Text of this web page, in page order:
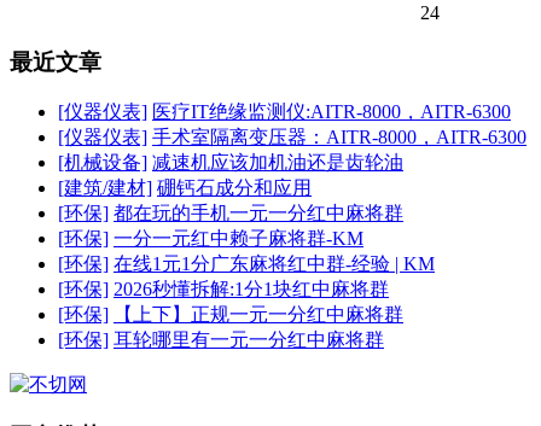
24
最近文章
[仪器仪表] 医疗IT绝缘监测仪:AITR-8000，AITR-6300
[仪器仪表] 手术室隔离变压器：AITR-8000，AITR-6300
[机械设备] 减速机应该加机油还是齿轮油
[建筑/建材] 硼钙石成分和应用
[环保] 都在玩的手机一元一分红中麻将群
[环保] 一分一元红中赖子麻将群-KM
[环保] 在线1元1分广东麻将红中群-经验 | KM
[环保] 2026秒懂拆解:1分1块红中麻将群
[环保]
【上下】正规一元一分红中麻将群
[环保] 耳轮哪里有一元一分红中麻将群